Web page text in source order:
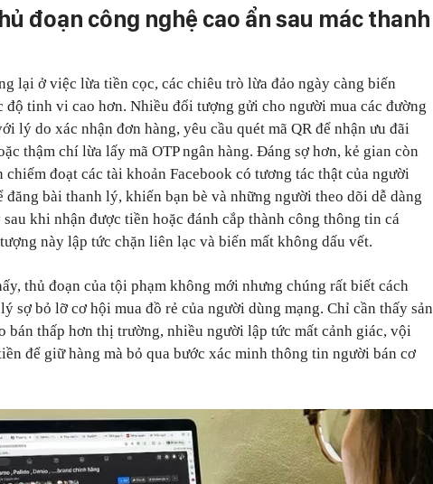
đoạn công nghệ cao ẩn sau mác thanh
lại ở việc lừa tiền cọc, các chiêu trò lừa đảo ngày càng biến
độ tinh vi cao hơn. Nhiều đối tượng gửi cho người mua các đường
lý do xác nhận đơn hàng, yêu cầu quét mã QR để nhận ưu đãi
thậm chí lừa lấy mã OTP ngân hàng. Đáng sợ hơn, kẻ gian còn
chiếm đoạt các tài khoản Facebook có tương tác thật của người
đăng bài thanh lý, khiến bạn bè và những người theo dõi dễ dàng
sau khi nhận được tiền hoặc đánh cắp thành công thông tin cá
này lập tức chặn liên lạc và biến mất không dấu vết.
thủ đoạn của tội phạm không mới nhưng chúng rất biết cách
sợ bỏ lỡ cơ hội mua đồ rẻ của người dùng mạng. Chỉ cần thấy sản
bán thấp hơn thị trường, nhiều người lập tức mất cảnh giác, vội
để giữ hàng mà bỏ qua bước xác minh thông tin người bán cơ